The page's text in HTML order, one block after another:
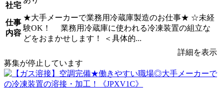
社宅
仕事
内容
★大手メーカーで業務用冷蔵庫製造のお仕事★ ☆未経
験OK！ 業務用冷蔵庫に使われる冷凍装置の組立な
どをおまかせします！ ＜具体的...
詳細を表示
募集が停止しています